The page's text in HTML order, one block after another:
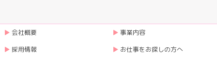
会社概要
事業内容
採用情報
お仕事をお探しの方へ